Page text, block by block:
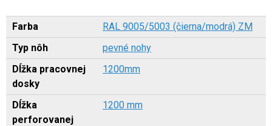
Farba
RAL 9005/5003 (čierna/modrá) ZM
Typ nôh
pevné nohy
Dĺžka pracovnej
dosky
1200mm
Dĺžka
perforovanej
1200 mm